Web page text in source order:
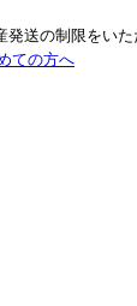
の制限をいただ
ての方へ